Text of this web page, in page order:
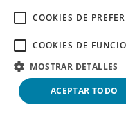
Derechos de autor ©
COOKIES DE
COOKIES DE
MOSTRAR DETALLES
ACEPTAR TODO